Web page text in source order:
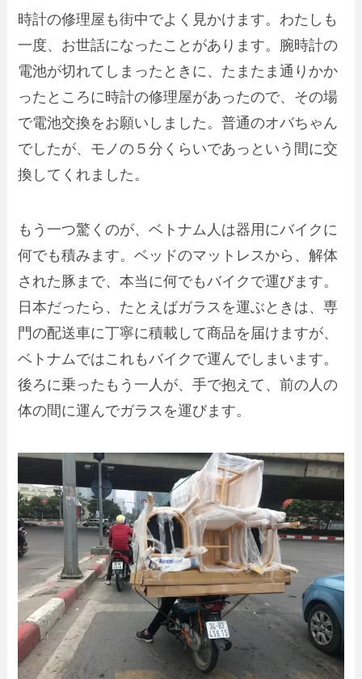
時計の修理屋 も街中でよく見かけます。わたしも
一度、お世話になったことがあります。腕時計の
電池が切れてしまったときに、たまたま通りかか
ったところに時計の修理屋があったので、その場
で電池交換をお願いしました。普通のオバちゃん
でしたが、モノの５分くらいであっという間に交
換してくれました。
もう一つ驚くのが、ベトナム人は器用にバイクに
何でも積みます。ベッドのマットレスから、解体
された豚まで、本当に何でもバイクで運びます。
日本だったら、たとえばガラスを運ぶときは、専
門の配送車に丁寧に積載して商品を届けますが、
ベトナムではこれもバイクで運んでしまいます。
後ろに乗ったもう一人が、手で抱えて、前の人の
体の間に運んでガラスを運びます。